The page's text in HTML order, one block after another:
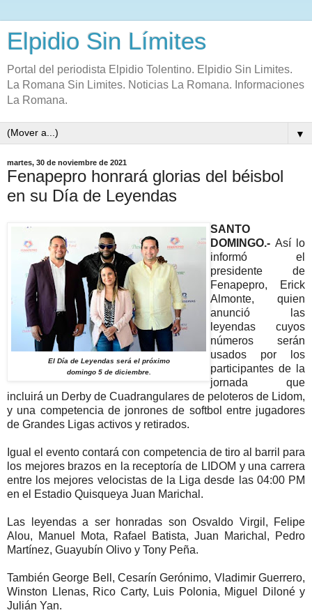
Elpidio Sin Límites
Portal del periodista Elpidio Tolentino. Elpidio Sin Limites.
La Romana Sin Limites. Noticias La Romana. Informaciones
La Romana.
▼
martes, 30 de noviembre de 2021
Fenapepro honrará glorias del béisbol
en su Día de Leyendas
El Día de Leyendas será el próximo
domingo 5 de diciembre.
SANTO
DOMINGO.- Así lo
informó el
presidente de
Fenapepro, Erick
Almonte, quien
anunció las
leyendas cuyos
números serán
usados por los
participantes de la
jornada que
incluirá un Derby de Cuadrangulares de peloteros de Lidom,
y una competencia de jonrones de softbol entre jugadores
de Grandes Ligas activos y retirados.
Igual el evento contará con competencia de tiro al barril para
los mejores brazos en la receptoría de LIDOM y una carrera
entre los mejores velocistas de la Liga desde las 04:00 PM
en el Estadio Quisqueya Juan Marichal.
Las leyendas a ser honradas son Osvaldo Virgil, Felipe
Alou, Manuel Mota, Rafael Batista, Juan Marichal, Pedro
Martínez, Guayubín Olivo y Tony Peña.
También George Bell, Cesarín Gerónimo, Vladimir Guerrero,
Winston Llenas, Rico Carty, Luis Polonia, Miguel Diloné y
Julián Yan.